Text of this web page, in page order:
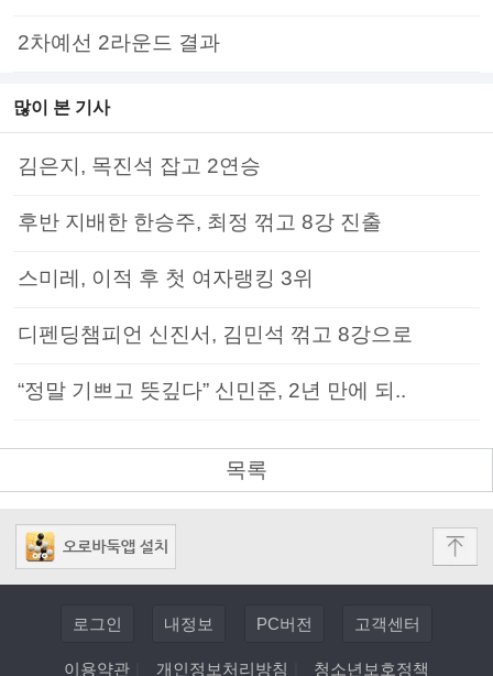
2차예선 2라운드 결과
많이 본 기사
김은지, 목진석 잡고 2연승
후반 지배한 한승주, 최정 꺾고 8강 진출
스미레, 이적 후 첫 여자랭킹 3위
디펜딩챔피언 신진서, 김민석 꺾고 8강으로
“정말 기쁘고 뜻깊다” 신민준, 2년 만에 되..
목록
로그인 내정보 PC버전 고객센터
이용약관 개인정보처리방침 청소년보호정책